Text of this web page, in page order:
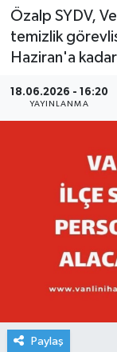
Özalp SYDV,
temizlik
Haziran'a
18.06.2026 - 16:20
YAYINLANMA
Paylaş
Etkinlikler
Köşe
Hakkımda
Tüm
Son
Haber Arşivi